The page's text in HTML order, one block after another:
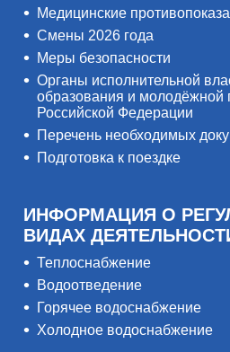
Медицинские
Смены 2026 года
Меры безопасности
Органы исполнительной
образования и молодёжной
Российской Федерации
Перечень необходимых
Подготовка к поездке
ИНФОРМАЦИЯ О
ВИДАХ
Теплоснабжение
Водоотведение
Горячее водоснабжение
Холодное водоснабжение